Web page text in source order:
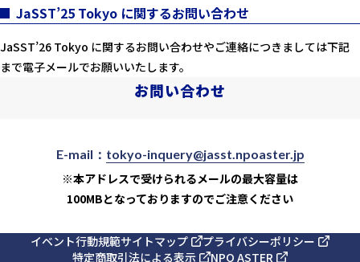
JaSST’25 Tokyo に関するお問い合わせ
JaSST’26 Tokyo に関するお問い合わせやご連絡につきましては下記
まで電子メールでお願いいたします。
お問い合わせ
E-mail： tokyo-inquery@jasst.npoaster.jp
※本アドレスで受けられるメールの最大容量は
100MBとなっておりますのでご注意ください
イベント行動規範サイトマップ
プライバシーポリシー
特定商取引法による表示
NPO ASTER